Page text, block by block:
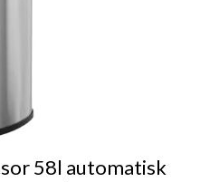
58l automatisk